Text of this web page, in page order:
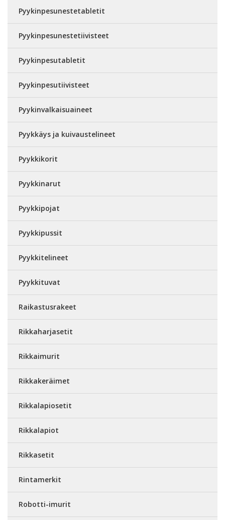
Pyykinpesunestetabletit
Pyykinpesunestetiivisteet
Pyykinpesutabletit
Pyykinpesutiivisteet
Pyykinvalkaisuaineet
Pyykkäys ja kuivaustelineet
Pyykkikorit
Pyykkinarut
Pyykkipojat
Pyykkipussit
Pyykkitelineet
Pyykkituvat
Raikastusrakeet
Rikkaharjasetit
Rikkaimurit
Rikkakeräimet
Rikkalapiosetit
Rikkalapiot
Rikkasetit
Rintamerkit
Robotti-imurit